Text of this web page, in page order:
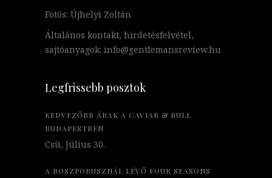
Fotós: Újhelyi Zoltán
Általános kontakt, hirdetésfelvétel,
sajtóanyagok: info@gentlemansreview.hu
Legfrissebb posztok
KEDVEZŐBB ÁRAK A CAVIAR & BULL
BUDAPESTBEN
Csü, Július 30.
A BOSZPORUSZNÁL LÉVŐ FOUR SEASONS